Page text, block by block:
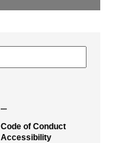
–
Code of Conduct
Accessibility